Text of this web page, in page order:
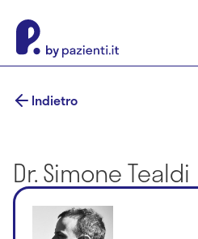
Indietro
Dr. Simone Tealdi